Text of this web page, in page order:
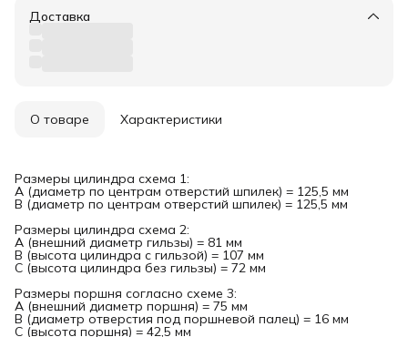
Доставка
О товаре Характеристики
Размеры цилиндра схема 1:
A (диаметр по центрам отверстий шпилек) = 125,5 мм
B (диаметр по центрам отверстий шпилек) = 125,5 мм
Размеры цилиндра схема 2:
A (внешний диаметр гильзы) = 81 мм
B (высота цилиндра с гильзой) = 107 мм
C (высота цилиндра без гильзы) = 72 мм
Размеры поршня согласно схеме 3:
A (внешний диаметр поршня) = 75 мм
B (диаметр отверстия под поршневой палец) = 16 мм
C (высота поршня) = 42,5 мм